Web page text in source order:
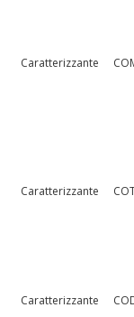
Caratterizzante
Caratterizzante
Caratterizzante